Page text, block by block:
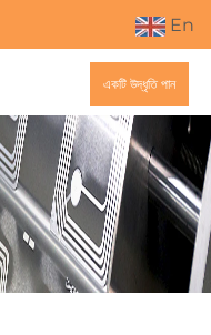
En
একটি উদ্ধৃতি পান